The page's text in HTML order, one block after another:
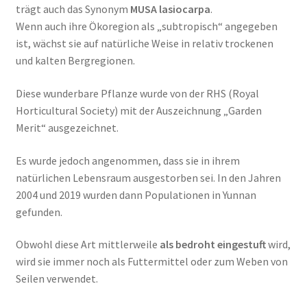
trägt auch das Synonym MUSA lasiocarpa.
Wenn auch ihre Ökoregion als „subtropisch“ angegeben
ist, wächst sie auf natürliche Weise in relativ trockenen
und kalten Bergregionen.
Diese wunderbare Pflanze wurde von der RHS (Royal
Horticultural Society) mit der Auszeichnung „Garden
Merit“ ausgezeichnet.
Es wurde jedoch angenommen, dass sie in ihrem
natürlichen Lebensraum ausgestorben sei. In den Jahren
2004 und 2019 wurden dann Populationen in Yunnan
gefunden.
Obwohl diese Art mittlerweile als bedroht eingestuftwird,
wird sie immer noch als Futtermittel oder zum Weben von
Seilen verwendet.